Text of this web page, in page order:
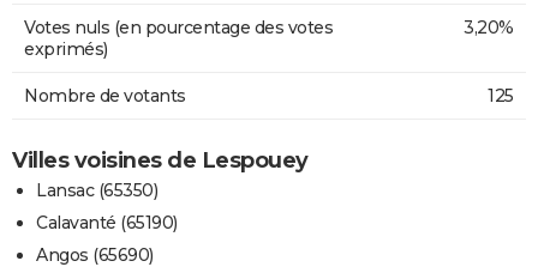
Votes nuls (en pourcentage des votes
exprimés)
3,20%
Nombre de votants 125
Villes voisines de Lespouey
Lansac (65350)
Calavanté (65190)
Angos (65690)